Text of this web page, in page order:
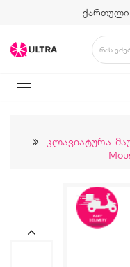
ქართული
Კლავიატურა-